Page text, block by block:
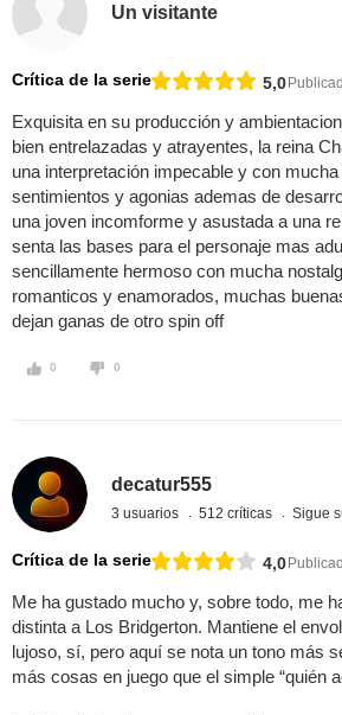
Un visitante
Crítica de la serie 5,0
Exquisita en su producción y
bien entrelazadas y atrayentes, la reina
una interpretación impecable y con
sentimientos y agonias ademas de
una joven incomforme y asustada a una
senta las bases para el personaje mas
sencillamente hermoso con mucha
romanticos y enamorados, muchas
dejan ganas de otro spin off
0 0
decatur555
3 usuarios 512 críticas Sigue
Crítica de la serie 4,0
Me ha gustado mucho y, sobre todo, me
distinta a Los Bridgerton. Mantiene el
lujoso, sí, pero aquí se nota un tono más
más cosas en juego que el simple “quién